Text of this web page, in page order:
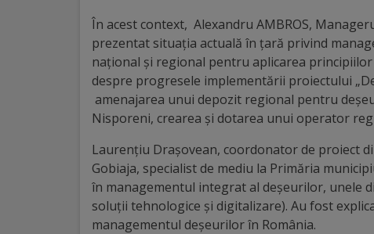
Obiective
turistice
Sculpturi
(harta
sculpturilor)
Monumente
arhitecturale
În acest context, Alexandru AMBROS,
prezentat situația actuală în țară privind
național și regional pentru aplicarea
despre progresele implementării proiectului
amenajarea unui depozit regional pentru
Nisporeni, crearea și dotarea unui operator
Laurențiu Drașovean, coordonator de proiect
Gobiaja, specialist de mediu la Primăria
în managementul integrat al deșeurilor, unele
soluții tehnologice și digitalizare). Au fost
managementul deșeurilor în România.